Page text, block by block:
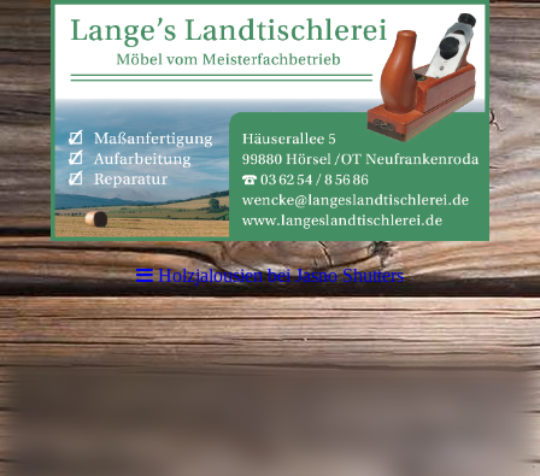
Holzjalousien bei Jasno Shutters